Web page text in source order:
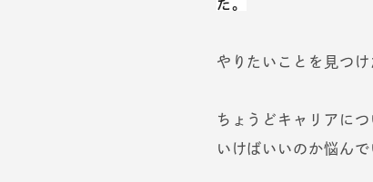
た。
やりたいことを見つ
ちょうどキャリアに
いけばいいのか悩んで